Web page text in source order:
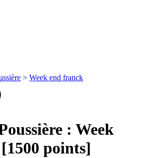
> Week end franck
: Week
points]